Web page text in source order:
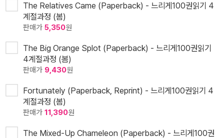
The Relatives Came (Paperback) - 느리게100권읽기 4
계절과정 (봄)
판매가 5,350원
The Big Orange Splot (Paperback) - 느리게100권읽기
4계절과정 (봄)
판매가 9,430원
Fortunately (Paperback, Reprint) - 느리게100권읽기 4
계절과정 (봄)
판매가 11,390원
The Mixed-Up Chameleon (Paperback) - 느리게100권